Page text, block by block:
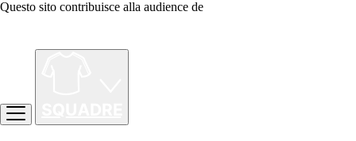
Questo sito contribuisce alla audience de